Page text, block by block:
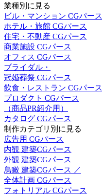
業種別に見る
ビル・マンション CGパース
ホテル・旅館 CGパース
住宅・不動産 CGパース
商業施設 CGパース
オフィス CGパース
ブライダル・
冠婚葬祭 CGパース
飲食・レストラン CGパース
プロダクト CGパース
（商品PR紹介用）
カタログ CGパース
制作カテゴリ別に見る
広告用 CGパース
内観 建築CGパース
外観 建築CGパース
鳥瞰 建築CGパース ／
全体計画 CGパース
フォトリアル CGパース